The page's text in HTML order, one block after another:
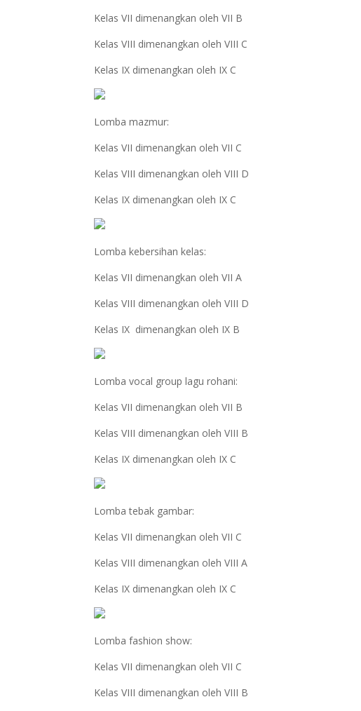
Kelas VII dimenangkan oleh VII B
Kelas VIII dimenangkan oleh VIII C
Kelas IX dimenangkan oleh IX C
Lomba mazmur:
Kelas VII dimenangkan oleh VII C
Kelas VIII dimenangkan oleh VIII D
Kelas IX dimenangkan oleh IX C
Lomba kebersihan kelas:
Kelas VII dimenangkan oleh VII A
Kelas VIII dimenangkan oleh VIII D
Kelas IX dimenangkan oleh IX B
Lomba vocal group lagu rohani:
Kelas VII dimenangkan oleh VII B
Kelas VIII dimenangkan oleh VIII B
Kelas IX dimenangkan oleh IX C
Lomba tebak gambar:
Kelas VII dimenangkan oleh VII C
Kelas VIII dimenangkan oleh VIII A
Kelas IX dimenangkan oleh IX C
Lomba fashion show:
Kelas VII dimenangkan oleh VII C
Kelas VIII dimenangkan oleh VIII B